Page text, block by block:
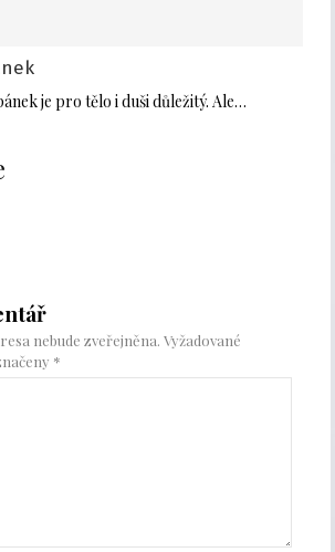
je pro tělo i duši důležitý. Ale…
nebude zveřejněna. Vyžadované
*